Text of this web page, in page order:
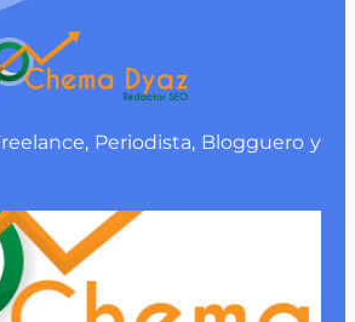
Periodista, Blogguero y